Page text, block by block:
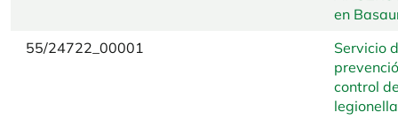
en
55/24722_00001
Servicio
control